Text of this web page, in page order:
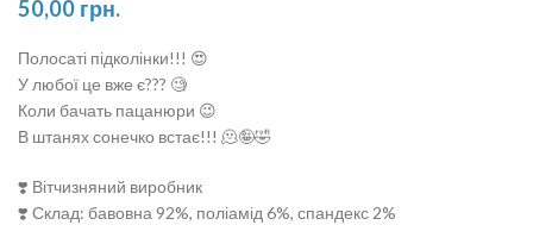
50,00 грн.
Полосаті підколінки!!! 😍
У любої це вже є??? 🧐
Коли бачать пацанюри 😉
В штанях сонечко встає!!! 🫠🤪🤣
❣️ Вітчизняний виробник
❣️ Склад: бавовна 92%, поліамід 6%, спандекс 2%